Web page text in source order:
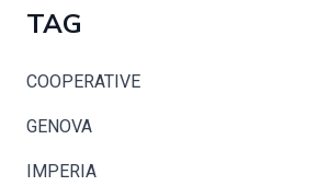
TAG
COOPERATIVE
GENOVA
IMPERIA